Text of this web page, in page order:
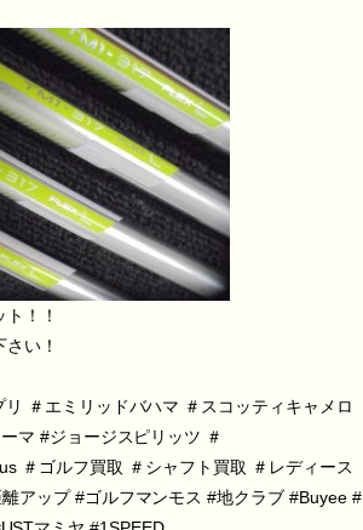
！！
い！
リ ＃エミリッドバハマ ＃スコッティキャメロ
マ #ジョージスピリッツ ＃
＃ゴルフ買取 ＃シャフト買取 ＃レディース
離アップ #ゴルフマンモス #地クラブ #Buyee #